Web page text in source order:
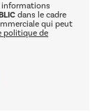
informations
dans le cadre
qui peut
politique de